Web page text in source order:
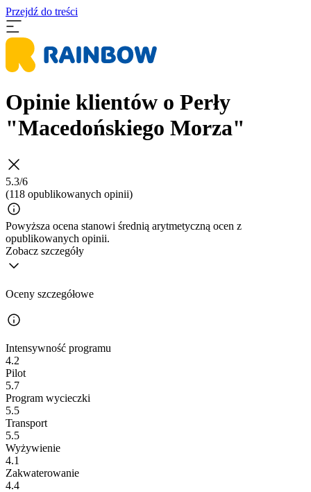
Przejdź do treści
Opinie klientów o Perły
"Macedońskiego Morza"
5.3/6
(118 opublikowanych opinii)
Powyższa ocena stanowi średnią arytmetyczną ocen z
opublikowanych opinii.
Zobacz szczegóły
Oceny szczegółowe
Intensywność programu
4.2
Pilot
5.7
Program wycieczki
5.5
Transport
5.5
Wyżywienie
4.1
Zakwaterowanie
4.4